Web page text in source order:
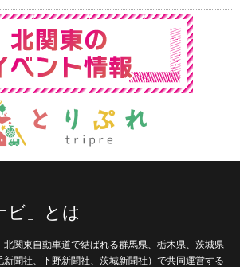
ビ」とは
関東自動車道で結ばれる群馬県、栃木県、茨城県
聞社、下野新聞社、茨城新聞社）で共同運営する